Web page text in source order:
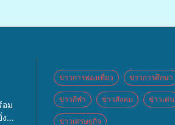
ม
ข่าวการท่องเที่ยว ข่าวการศึกษา
ข่าวกีฬา ข่าวสังคม ข่าวเด่น
ข่าวเศรษฐกิจ